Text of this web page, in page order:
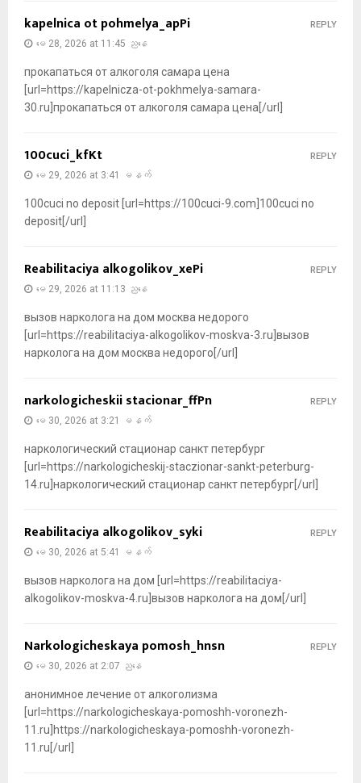
kapelnica ot pohmelya_apPi
မေ 28, 2026 at 11:45 ညနေ
прокапаться от алкоголя самара цена
[url=https://kapelnicza-ot-pokhmelya-samara-
30.ru]прокапаться от алкоголя самара цена[/url]
REPLY
100cuci_kfKt
မေ 29, 2026 at 3:41 မနက်
100cuci no deposit [url=https://100cuci-9.com]100cuci no
deposit[/url]
REPLY
Reabilitaciya alkogolikov_xePi
မေ 29, 2026 at 11:13 ညနေ
вызов нарколога на дом москва недорого
[url=https://reabilitaciya-alkogolikov-moskva-3.ru]вызов
нарколога на дом москва недорого[/url]
REPLY
narkologicheskii stacionar_ffPn
မေ 30, 2026 at 3:21 မနက်
наркологический стационар санкт петербург
[url=https://narkologicheskij-staczionar-sankt-peterburg-
14.ru]наркологический стационар санкт петербург[/url]
REPLY
Reabilitaciya alkogolikov_syki
မေ 30, 2026 at 5:41 မနက်
вызов нарколога на дом [url=https://reabilitaciya-
alkogolikov-moskva-4.ru]вызов нарколога на дом[/url]
REPLY
Narkologicheskaya pomosh_hnsn
မေ 30, 2026 at 2:07 ညနေ
анонимное лечение от алкоголизма
[url=https://narkologicheskaya-pomoshh-voronezh-
11.ru]https://narkologicheskaya-pomoshh-voronezh-
11.ru[/url]
REPLY